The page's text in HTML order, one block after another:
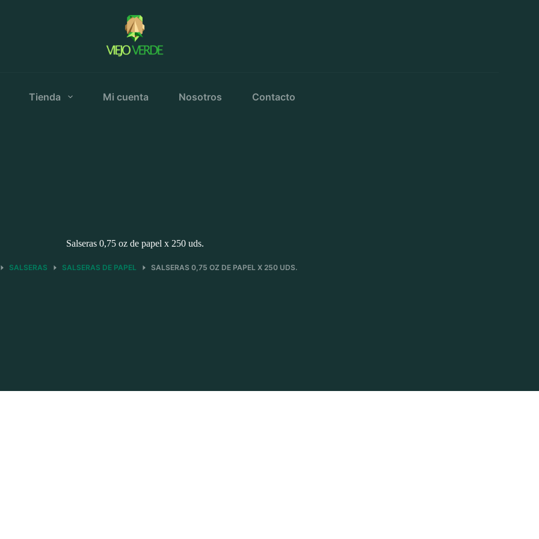
Tienda Mi cuenta Nosotros Contacto
Salseras 0,75 oz de papel x 250 uds.
SALSERAS SALSERAS DE PAPEL SALSERAS 0,75 OZ DE PAPEL X 250 UDS.